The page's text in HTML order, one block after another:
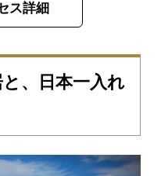
ス詳細
、日本一入れ